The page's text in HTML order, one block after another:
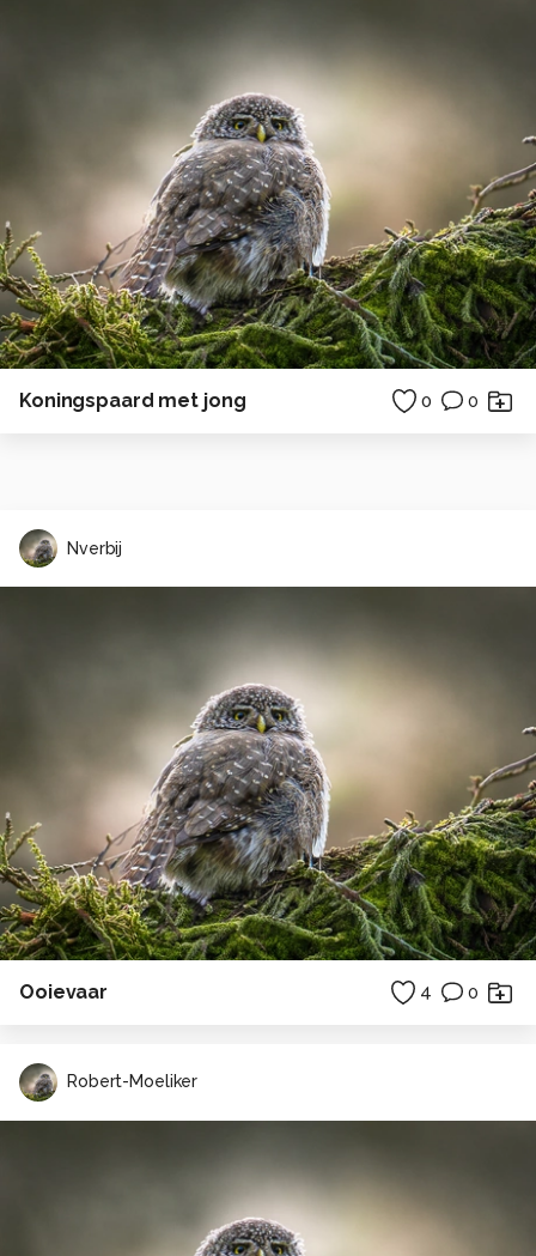
Koningspaard met jong 0 0
Nverbij
Ooievaar 4 0
Robert-Moeliker